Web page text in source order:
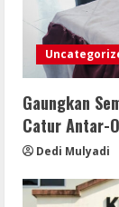
Gaungkan
Catur Antar-
Dedi Mulyadi